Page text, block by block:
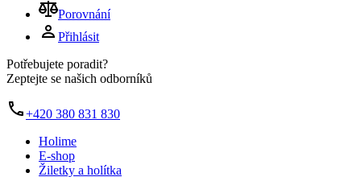
Porovnání
Přihlásit
Potřebujete poradit?
Zeptejte se našich odborníků
+420 380 831 830
Holime
E-shop
Žiletky a holítka